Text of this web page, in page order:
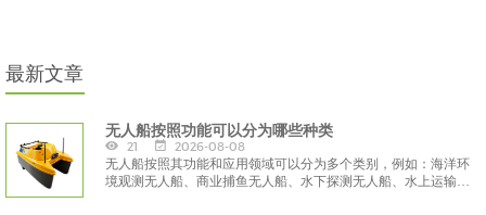
最新文章
无人船按照功能可以分为哪些种类
21
2026-08-08
无人船按照其功能和应用领域可以分为多个类别，例如：海洋环
境观测无人船、商业捕鱼无人船、水下探测无人船、水上运输和